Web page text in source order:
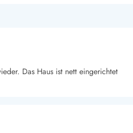
Das Haus ist nett eingerichtet